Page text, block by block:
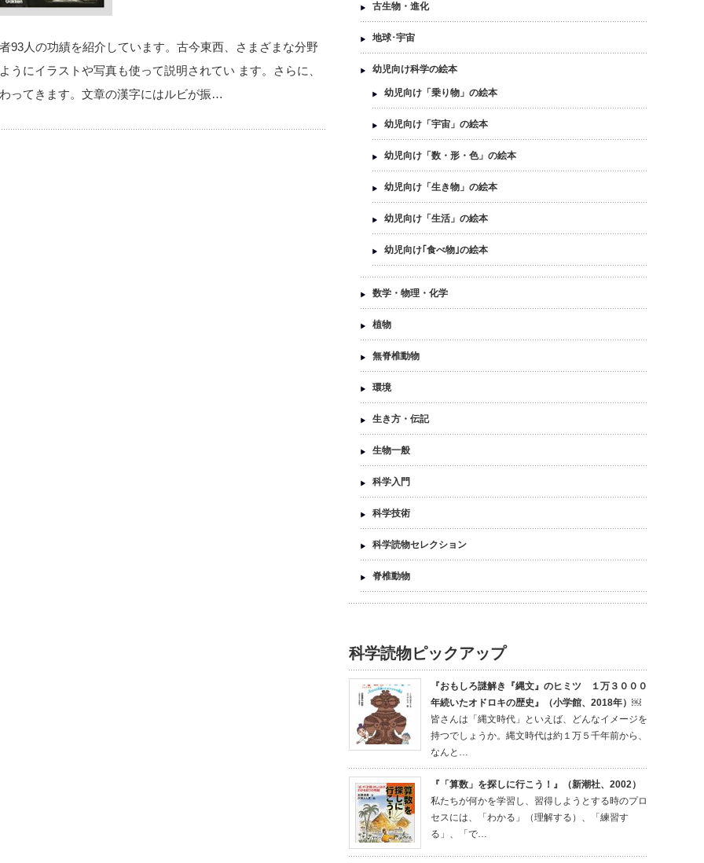
93人の功績を紹介しています。古今東西、さまざまな分野
にイラストや写真も使って説明されてい ます。さらに、
ってきます。文章の漢字にはルビが振…
古生物・進化
地球･宇宙
幼児向け科学の絵本
幼児向け「乗り物」の絵本
幼児向け「宇宙」の絵本
幼児向け「数・形・色」の絵本
幼児向け「生き物」の絵本
幼児向け「生活」の絵本
幼児向け｢食べ物｣の絵本
数学・物理・化学
植物
無脊椎動物
環境
生き方・伝記
生物一般
科学入門
科学技術
科学読物セレクション
脊椎動物
科学読物ピックアップ
『おもしろ謎解き『縄文』のヒミツ １万３０００
年続いたオドロキの歴史』（小学館、2018年）￼
皆さんは「縄文時代」といえば、どんなイメージを
持つでしょうか。縄文時代は約１万５千年前から、
なんと…
『「算数」を探しに行こう！』（新潮社、2002）
私たちが何かを学習し、習得しようとする時のプロ
セスには、「わかる」（理解する）、「練習す
る」、「で…